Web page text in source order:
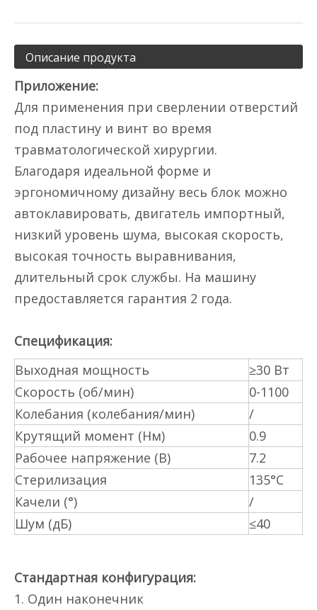
Описание продукта
Приложение:
Для применения при сверлении отверстий
под пластину и винт во время
травматологической хирургии.
Благодаря идеальной форме и
эргономичному дизайну весь блок можно
автоклавировать, двигатель импортный,
низкий уровень шума, высокая скорость,
высокая точность выравнивания,
длительный срок службы. На машину
предоставляется гарантия 2 года.
Спецификация:
Выходная мощность
≥30 Вт
Скорость (об/мин)
0-1100
Колебания (колебания/мин)
/
Крутящий момент (Нм)
0.9
Рабочее напряжение (В)
7.2
Стерилизация
135°С
Качели (°)
/
Шум (дБ)
≤40
Стандартная конфигурация:
1. Один наконечник